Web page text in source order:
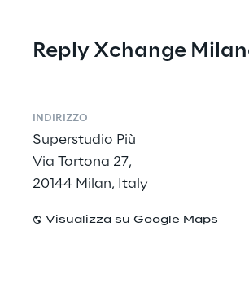
Reply Xchange
INDIRIZZO
Superstudio Più
Via Tortona 27,
20144 Milan, Italy
Visualizza su Google Maps